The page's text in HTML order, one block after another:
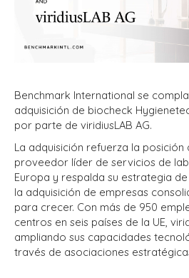
Benchmark International se
adquisición de biocheck
por parte de viridiusLAB AG.
La adquisición refuerza la posición
proveedor líder de servicios de
Europa y respalda su estrategia
la adquisición de empresas
para crecer. Con más de 950
centros en seis países de la UE,
ampliando sus capacidades
través de asociaciones